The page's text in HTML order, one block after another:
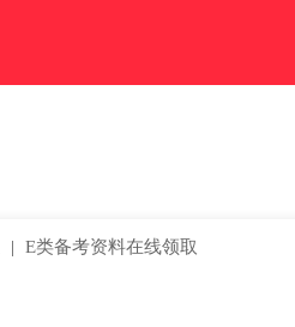
| E类备考资料在线领取